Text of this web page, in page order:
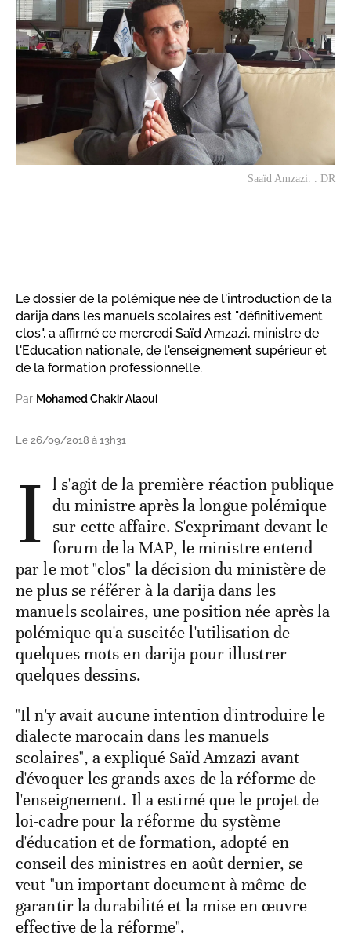
Saaïd Amzazi. . DR
Le dossier de la polémique née de l'introduction de la
darija dans les manuels scolaires est "définitivement
clos", a affirmé ce mercredi Saïd Amzazi, ministre de
l'Education nationale, de l'enseignement supérieur et
de la formation professionnelle.
Par Mohamed Chakir Alaoui
Le 26/09/2018 à 13h31
I l s'agit de la première réaction publique
du ministre après la longue polémique
sur cette affaire. S'exprimant devant le
forum de la MAP, le ministre entend
par le mot "clos" la décision du ministère de
ne plus se référer à la darija dans les
manuels scolaires, une position née après la
polémique qu'a suscitée l'utilisation de
quelques mots en darija pour illustrer
quelques dessins.
"Il n'y avait aucune intention d'introduire le
dialecte marocain dans les manuels
scolaires", a expliqué Saïd Amzazi avant
d'évoquer les grands axes de la réforme de
l'enseignement. Il a estimé que le projet de
loi-cadre pour la réforme du système
d'éducation et de formation, adopté en
conseil des ministres en août dernier, se
veut "un important document à même de
garantir la durabilité et la mise en œuvre
effective de la réforme".